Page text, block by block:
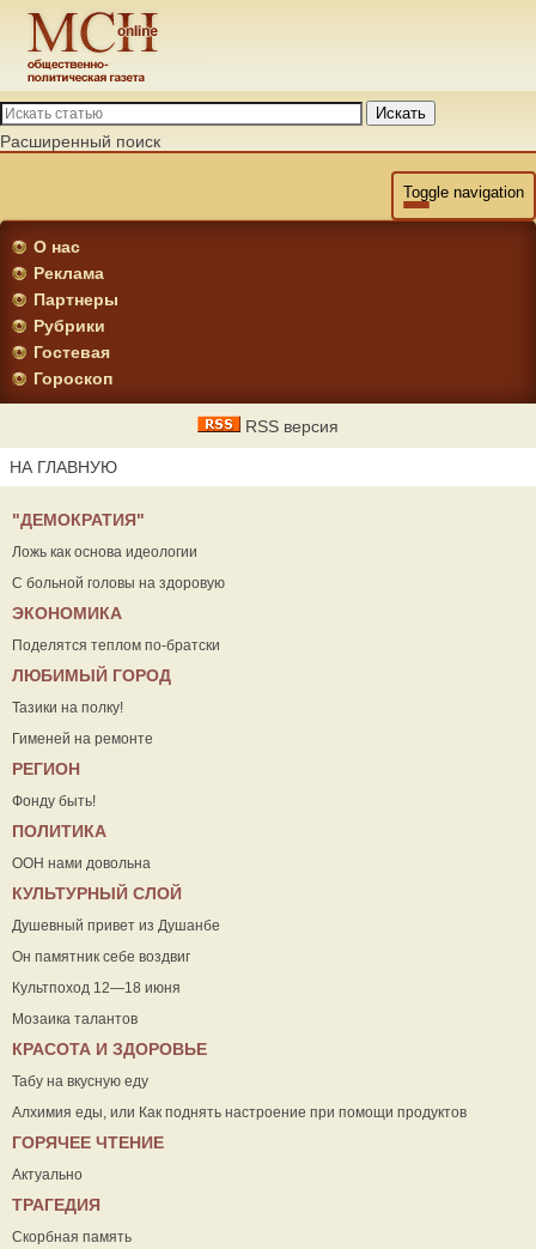
Искать
Расширенный поиск
Toggle navigation
О нас
Реклама
Партнеры
Рубрики
Гостевая
Гороскоп
RSS версия
НА ГЛАВНУЮ
"ДЕМОКРАТИЯ"
Ложь как основа идеологии
С больной головы на здоровую
ЭКОНОМИКА
Поделятся теплом по-братски
ЛЮБИМЫЙ ГОРОД
Тазики на полку!
Гименей на ремонте
РЕГИОН
Фонду быть!
ПОЛИТИКА
ООН нами довольна
КУЛЬТУРНЫЙ СЛОЙ
Душевный привет из Душанбе
Он памятник себе воздвиг
Культпоход 12—18 июня
Мозаика талантов
КРАСОТА И ЗДОРОВЬЕ
Табу на вкусную еду
Алхимия еды, или Как поднять настроение при помощи продуктов
ГОРЯЧЕЕ ЧТЕНИЕ
Актуально
ТРАГЕДИЯ
Скорбная память